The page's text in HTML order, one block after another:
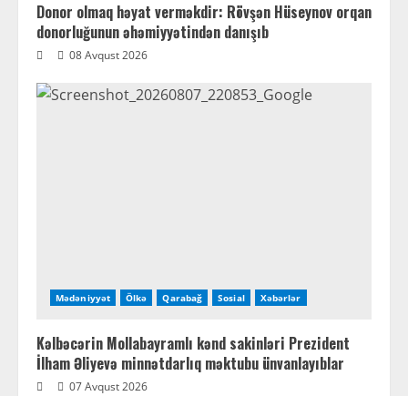
Donor olmaq həyat verməkdir: Rövşən Hüseynov orqan
donorluğunun əhəmiyyətindən danışıb
08 Avqust 2026
Mədəniyyət Ölkə Qarabağ Sosial Xəbərlər
Kəlbəcərin Mollabayramlı kənd sakinləri Prezident
İlham Əliyevə minnətdarlıq məktubu ünvanlayıblar
07 Avqust 2026